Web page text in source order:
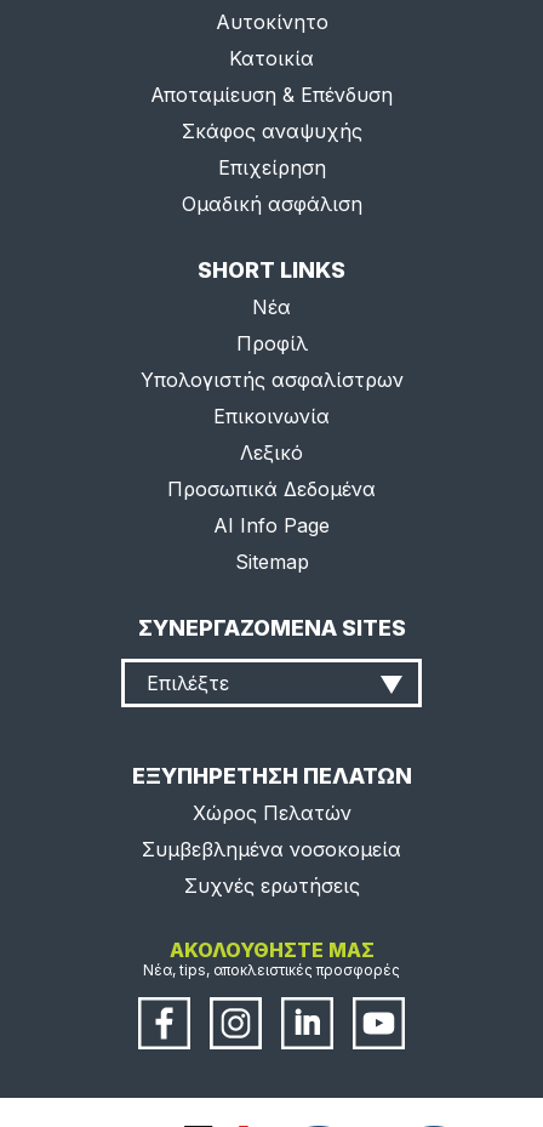
Αυτοκίνητο
Κατοικία
Αποταμίευση & Επένδυση
Σκάφος αναψυχής
Επιχείρηση
Ομαδική ασφάλιση
SHORT LINKS
Νέα
Προφίλ
Υπολογιστής ασφαλίστρων
Επικοινωνία
Λεξικό
Προσωπικά Δεδομένα
AI Info Page
Sitemap
ΣΥΝΕΡΓΑΖΟΜΕΝΑ SITES
Επιλέξτε
ΕΞΥΠΗΡΕΤΗΣΗ ΠΕΛΑΤΩΝ
Χώρος Πελατών
Συμβεβλημένα νοσοκομεία
Συχνές ερωτήσεις
ΑΚΟΛΟΥΘΗΣΤΕ ΜΑΣ
Νέα, tips, αποκλειστικές προσφορές